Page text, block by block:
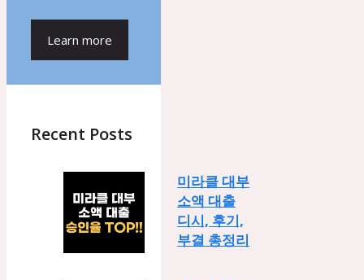
Learn more
Recent Posts
미라클 대부
소액 대출
디시, 후기,
부결 총정리